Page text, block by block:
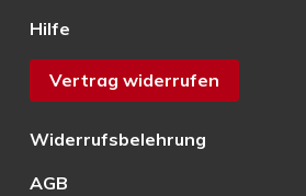
Hilfe
Vertrag widerrufen
Widerrufsbelehrung
AGB